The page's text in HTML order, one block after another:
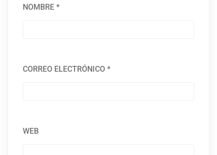
NOMBRE*
CORREO ELECTRÓNICO*
WEB